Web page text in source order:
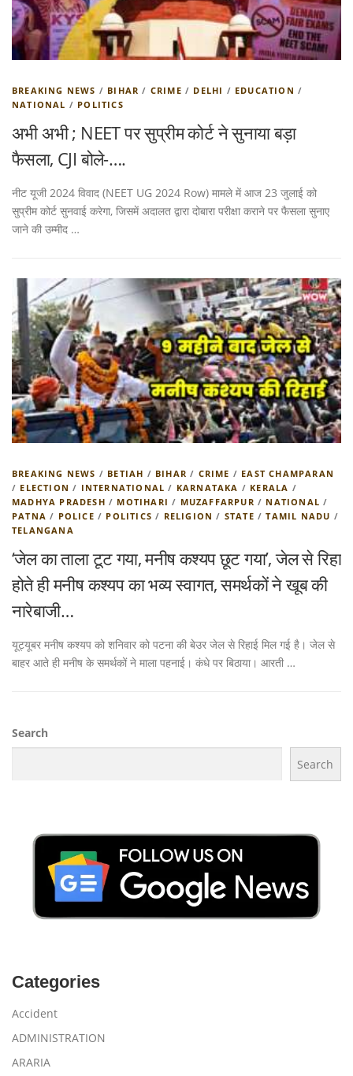
BREAKING NEWS / BIHAR / CRIME / DELHI / EDUCATION /
NATIONAL / POLITICS
अभी अभी ; NEET पर सुप्रीम कोर्ट ने सुनाया बड़ा
फैसला, CJI बोले-….
नीट यूजी 2024 विवाद (NEET UG 2024 Row) मामले में आज 23 जुलाई को
सुप्रीम कोर्ट सुनवाई करेगा, जिसमें अदालत द्वारा दोबारा परीक्षा कराने पर फैसला सुनाए
जाने की उम्मीद …
BREAKING NEWS / BETIAH / BIHAR / CRIME / EAST CHAMPARAN
/ ELECTION / INTERNATIONAL / KARNATAKA / KERALA /
MADHYA PRADESH / MOTIHARI / MUZAFFARPUR / NATIONAL /
PATNA / POLICE / POLITICS / RELIGION / STATE /TAMIL NADU /
TELANGANA
‘जेल का ताला टूट गया, मनीष कश्यप छूट गया’, जेल से रिहा
होते ही मनीष कश्यप का भव्य स्वागत, समर्थकों ने खूब की
नारेबाजी…
यूट्यूबर मनीष कश्यप को शनिवार को पटना की बेउर जेल से रिहाई मिल गई है। जेल से
बाहर आते ही मनीष के समर्थकों ने माला पहनाई। कंधे पर बिठाया। आरती …
Search
Search
Categories
Accident
ADMINISTRATION
ARARIA